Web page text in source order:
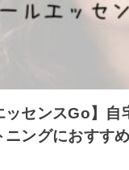
ッセンスGo】自
ングにおすす